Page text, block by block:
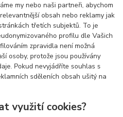
my nebo naši partneři, abychom
obsah nebo reklamy jak
třetích subjektů. To je
profilu dle Vašich
zpravidla není možná
osoby, protože jsou používány
Pokud nevyjádříte souhlas s
sděleních obsah ušitý na
využití cookies?